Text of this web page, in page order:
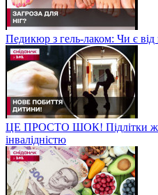
Педикюр з гель-лаком: Чи є від
ЦЕ ПРОСТО ШОК! Підлітки
інвалідністю